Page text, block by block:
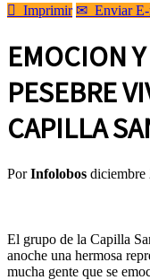
 Imprimir ✉ Enviar
EMOCION
PESEBRE
CAPILLA
PorInfolobos diciembre
El grupo de la Capilla
anoche una hermosa
mucha gente que se